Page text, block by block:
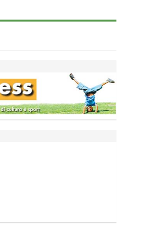
Tiziano Pesce nel Cda di
Fondazione Terzjus: prima riunione
a Roma